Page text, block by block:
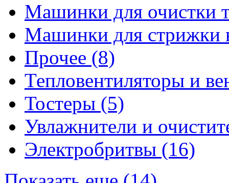
Машинки для очистки
Машинки для стрижки
Прочее (8)
Тепловентиляторы и
Тостеры (5)
Увлажнители и
Электробритвы (16)